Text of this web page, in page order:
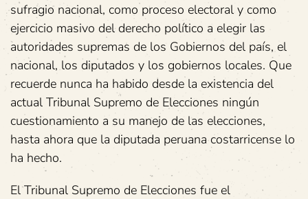
sufragio nacional, como proceso electoral y como
ejercicio masivo del derecho político a elegir las
autoridades supremas de los Gobiernos del país, el
nacional, los diputados y los gobiernos locales. Que
recuerde nunca ha habido desde la existencia del
actual Tribunal Supremo de Elecciones ningún
cuestionamiento a su manejo de las elecciones,
hasta ahora que la diputada peruana costarricense lo
ha hecho.
El Tribunal Supremo de Elecciones fue el